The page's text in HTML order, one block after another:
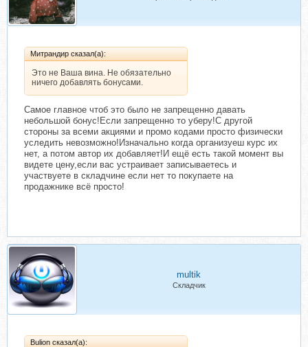
Митрандир сказал(а):
Это не Ваша вина. Не обязательно
ничего добавлять бонусами.
Самое главное чтоб это было не запрещенно давать
небольшой бонус!Если запрещенно то уберу!С другой
стороны за всеми акциями и промо кодами просто физически
уследить невозможно!Изначально когда организуеш курс их
нет, а потом автор их добавляет!И ещё есть такой момент вы
видете цену,если вас устраивает записываетесь и
участвуете в складчине если нет то покупаете на
продажнике всё просто!
multik
Складчик
Bulion сказал(а):